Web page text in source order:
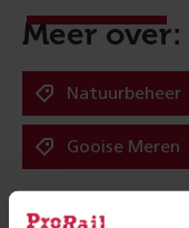
Meer over:
Natuurbeheer
Gooise Meren